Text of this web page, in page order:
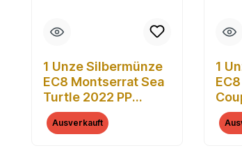
1 Unze Silbermünze
EC8 Montserrat Sea
Turtle 2022 PP
(Koloriert, Box)
Ausverkauft
1